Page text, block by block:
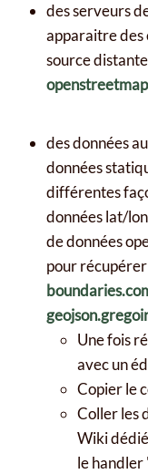
des serveurs
apparaitre des
source
openstreetmap
des données
données
différentes
données lat/
de données
pour
Une fois
avec un
Copier le
Coller les
Wiki
le handler